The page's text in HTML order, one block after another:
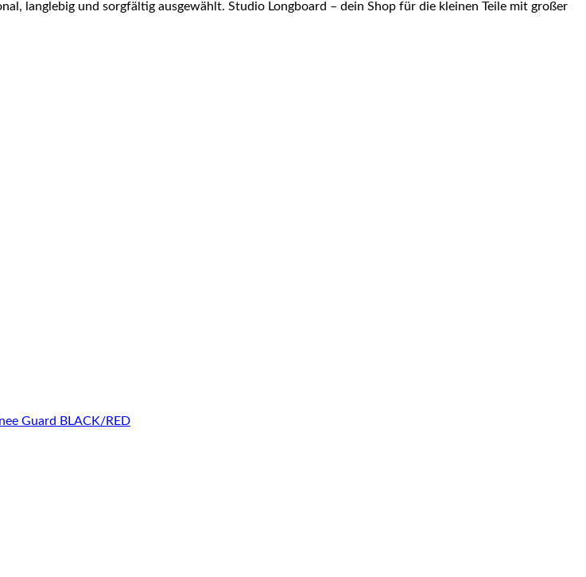
langlebig und sorgfältig ausgewählt. Studio Longboard – dein Shop für die kleinen Teile mit großer